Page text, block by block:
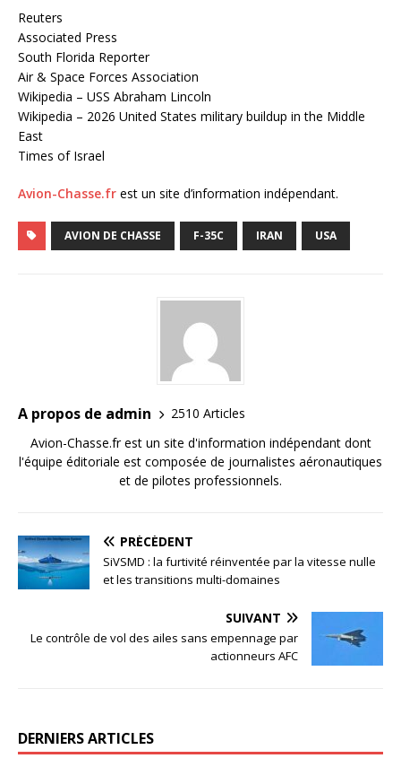
Reuters
Associated Press
South Florida Reporter
Air & Space Forces Association
Wikipedia – USS Abraham Lincoln
Wikipedia – 2026 United States military buildup in the Middle
East
Times of Israel
Avion-Chasse.fr est un site d’information indépendant.
AVION DE CHASSE F-35C IRAN USA
A propos de admin
2510 Articles
Avion-Chasse.fr est un site d'information indépendant dont
l'équipe éditoriale est composée de journalistes aéronautiques
et de pilotes professionnels.
PRÉCÉDENT
SiVSMD : la furtivité réinventée par la vitesse nulle
et les transitions multi-domaines
SUIVANT
Le contrôle de vol des ailes sans empennage par
actionneurs AFC
DERNIERS ARTICLES